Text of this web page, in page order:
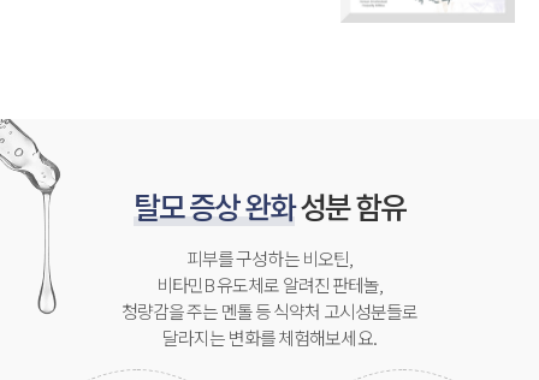
탈모 증상 완화성분 함유
피부를 구성하는 비오틴,
비타민B 유도체로 알려진 판테놀,
청량감을 주는 멘톨 등 식약처 고시성분들로
달라지는 변화를 체험해보세요.